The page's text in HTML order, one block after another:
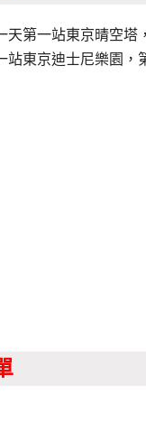
天第一站東京晴空塔
東京迪士尼樂園，